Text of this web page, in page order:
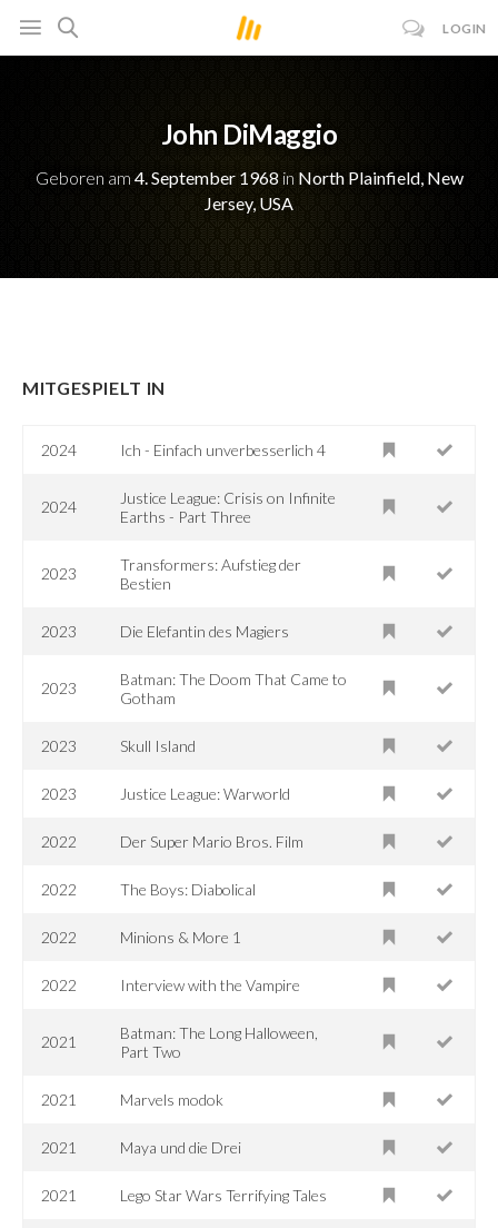
LOGIN
John DiMaggio
Geboren am 4. September 1968in North Plainfield, New
Jersey, USA
MITGESPIELT IN
2024 Ich - Einfach unverbesserlich 4
2024
Justice League: Crisis on Infinite
Earths - Part Three
2023
Transformers: Aufstieg der
Bestien
2023 Die Elefantin des Magiers
2023
Batman: The Doom That Came to
Gotham
2023 Skull Island
2023 Justice League: Warworld
2022 Der Super Mario Bros. Film
2022 The Boys: Diabolical
2022 Minions & More 1
2022 Interview with the Vampire
2021
Batman: The Long Halloween,
Part Two
2021 Marvels modok
2021 Maya und die Drei
2021 Lego Star Wars Terrifying Tales